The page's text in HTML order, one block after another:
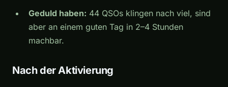
Geduld haben: 44 QSOs klingen nach viel, sind
aber an einem guten Tag in 2–4 Stunden
machbar.
Nach der Aktivierung